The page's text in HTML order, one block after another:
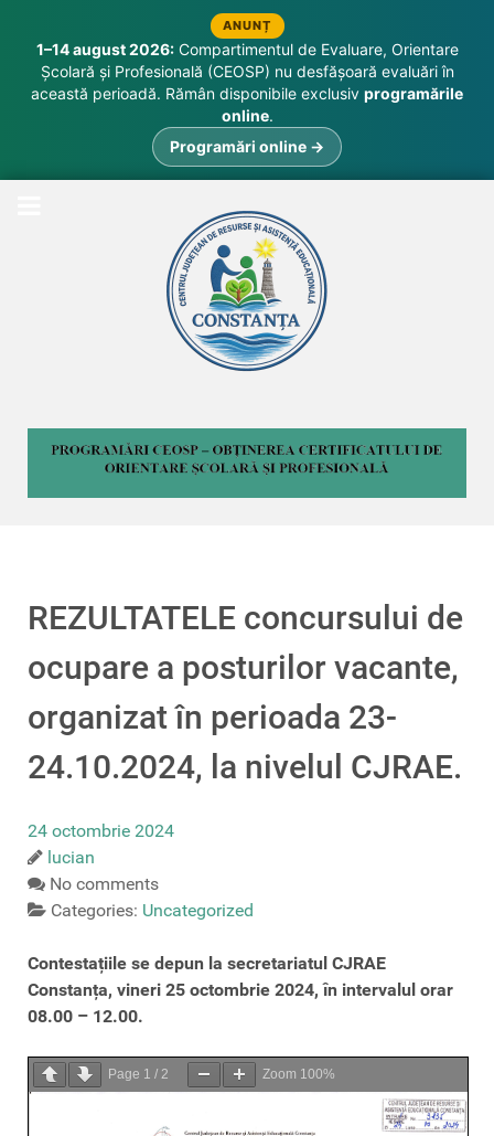
ANUNȚ
1–14 august 2026:Compartimentul de Evaluare, Orientare
Școlară și Profesională (CEOSP) nu desfășoară evaluări în
această perioadă. Rămân disponibile exclusiv programările
online.
Programări online →
REZULTATELE concursului de
ocupare a posturilor vacante,
organizat în perioada 23-
24.10.2024, la nivelul CJRAE.
24 octombrie 2024
lucian
No comments
Categories: Uncategorized
Contestațiile se depun la secretariatul CJRAE
Constanța, vineri 25 octombrie 2024, în intervalul orar
08.00 – 12.00.
Page 1 / 2 Zoom 100%